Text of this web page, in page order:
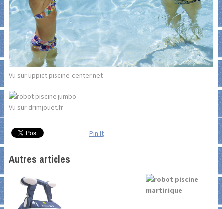
Vu sur uppict.piscine-center.net
Vu sur drimjouet.fr
Pin It
Autres articles